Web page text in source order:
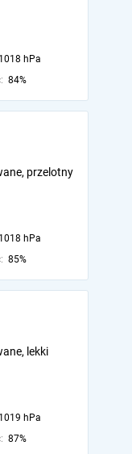
1018 hPa
84%
przelotny
1018 hPa
85%
lekki
1019 hPa
87%